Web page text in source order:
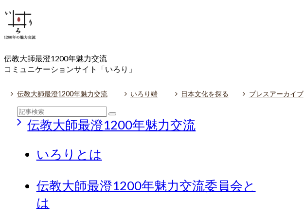
伝教大師最澄1200年魅力交流
コミュニケーションサイト「いろり」
伝教大師最澄1200年魅力交流 いろり端 日本文化を探る プレスアーカイブ
伝教大師最澄1200年魅力交流
いろりとは
伝教大師最澄1200年魅力交流委員会と
は